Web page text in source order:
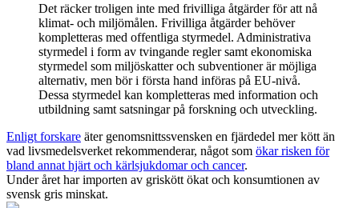
Det räcker troligen inte med frivilliga åtgärder för att nå
klimat- och miljömålen. Frivilliga åtgärder behöver
kompletteras med offentliga styrmedel. Administrativa
styrmedel i form av tvingande regler samt ekonomiska
styrmedel som miljöskatter och subventioner är möjliga
alternativ, men bör i första hand införas på EU-nivå.
Dessa styrmedel kan kompletteras med information och
utbildning samt satsningar på forskning och utveckling.
Enligt forskare äter genomsnittssvensken en fjärdedel mer kött än
vad livsmedelsverket rekommenderar, något som ökar risken för
bland annat hjärt och kärlsjukdomar och cancer.
Under året har importen av griskött ökat och konsumtionen av
svensk gris minskat.